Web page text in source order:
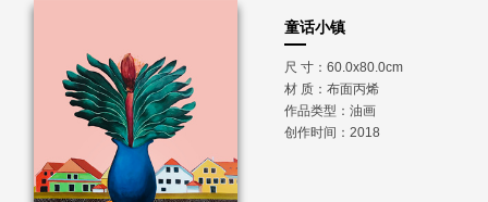
童话小镇
尺 寸：60.0x80.0cm
材 质： 布面丙烯
作品类型：油画
创作时间：2018